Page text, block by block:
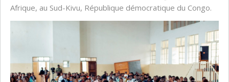
Afrique, au Sud-Kivu, République démocratique du Congo.